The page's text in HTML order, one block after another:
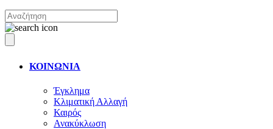
ΚΟΙΝΩΝΙΑ
Έγκλημα
Κλιματική Αλλαγή
Καιρός
Ανακύκλωση